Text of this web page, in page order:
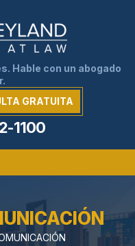
Hable con un abogado
GRATUITA
1100